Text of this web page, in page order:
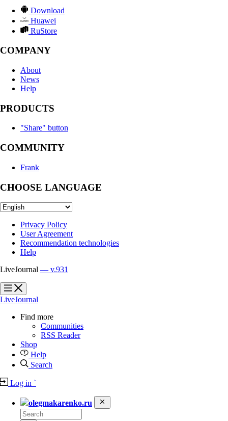
Download
Huawei
RuStore
COMPANY
About
News
Help
PRODUCTS
"Share" button
COMMUNITY
Frank
CHOOSE LANGUAGE
Privacy Policy
User Agreement
Recommendation technologies
Help
LiveJournal — v.931
?
?
LiveJournal
Find more
Communities
RSS Reader
Shop
Help
Search
Log in `
olegmakarenko.ru